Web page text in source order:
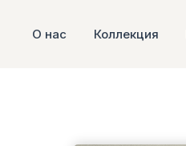
О нас Коллекция